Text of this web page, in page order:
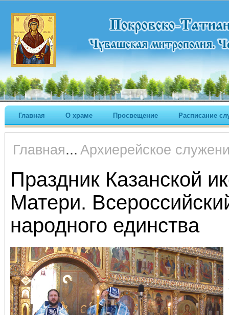
Главная О храме Просвещение Расписание
Главная... Архиерейское
Праздник Казанской
Матери.
народного единства